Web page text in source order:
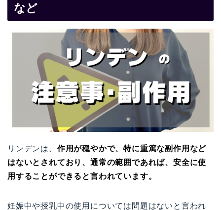
など
リンデンは、 作用が穏やかで、特に重篤な副作用など
はないとされており、通常の範囲であれば、安全に使
用することができると言われています。
妊娠中や授乳中の使用については問題はないと言われ